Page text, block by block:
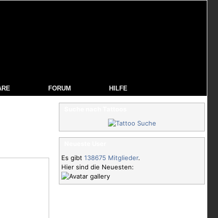
FORUM HILFE
Es gibt 138675 Mitglieder.
Hier sind die Neuesten: